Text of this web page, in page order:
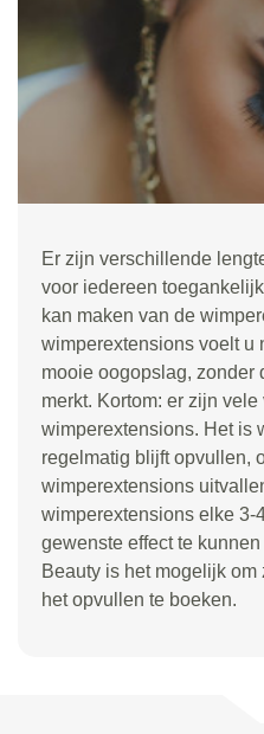
Er zijn verschillende
voor iedereen
kan maken van de
wimperextensions voelt u
mooie oogopslag, zonder
merkt. Kortom: er zijn
wimperextensions. Het is
regelmatig blijft opvullen,
wimperextensions
wimperextensions elke 3-
gewenste effect te
Beauty is het mogelijk
het opvullen te boeken.